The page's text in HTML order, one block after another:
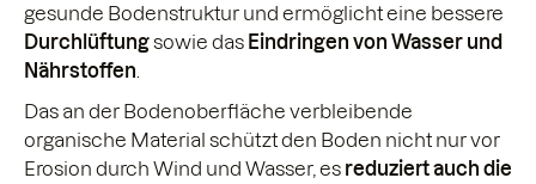
gesunde Bodenstruktur und ermöglicht eine bessere
Durchlüftungsowie das Eindringen von Wasser und
Nährstoffen
Das an der Bodenoberfläche verbleibende
organische Material schützt den Boden nicht nur vor
Erosion durch Wind und Wasser, es reduziert auch die